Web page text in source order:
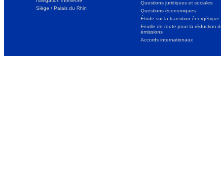
Siège / Palais du Rhin
Questions juridiques et sociales
Questions économiques
Étude sur la transition énergétique
Feuille de route pour la réduction
émissions
Accords internationaux